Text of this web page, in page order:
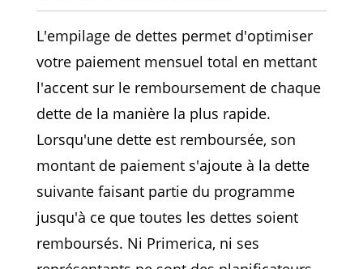
L'empilage de dettes permet d'optimiser
votre paiement mensuel total en mettant
l'accent sur le remboursement de chaque
dette de la manière la plus rapide.
Lorsqu'une dette est remboursée, son
montant de paiement s'ajoute à la dette
suivante faisant partie du programme
jusqu'à ce que toutes les dettes soient
remboursés. Ni Primerica, ni ses